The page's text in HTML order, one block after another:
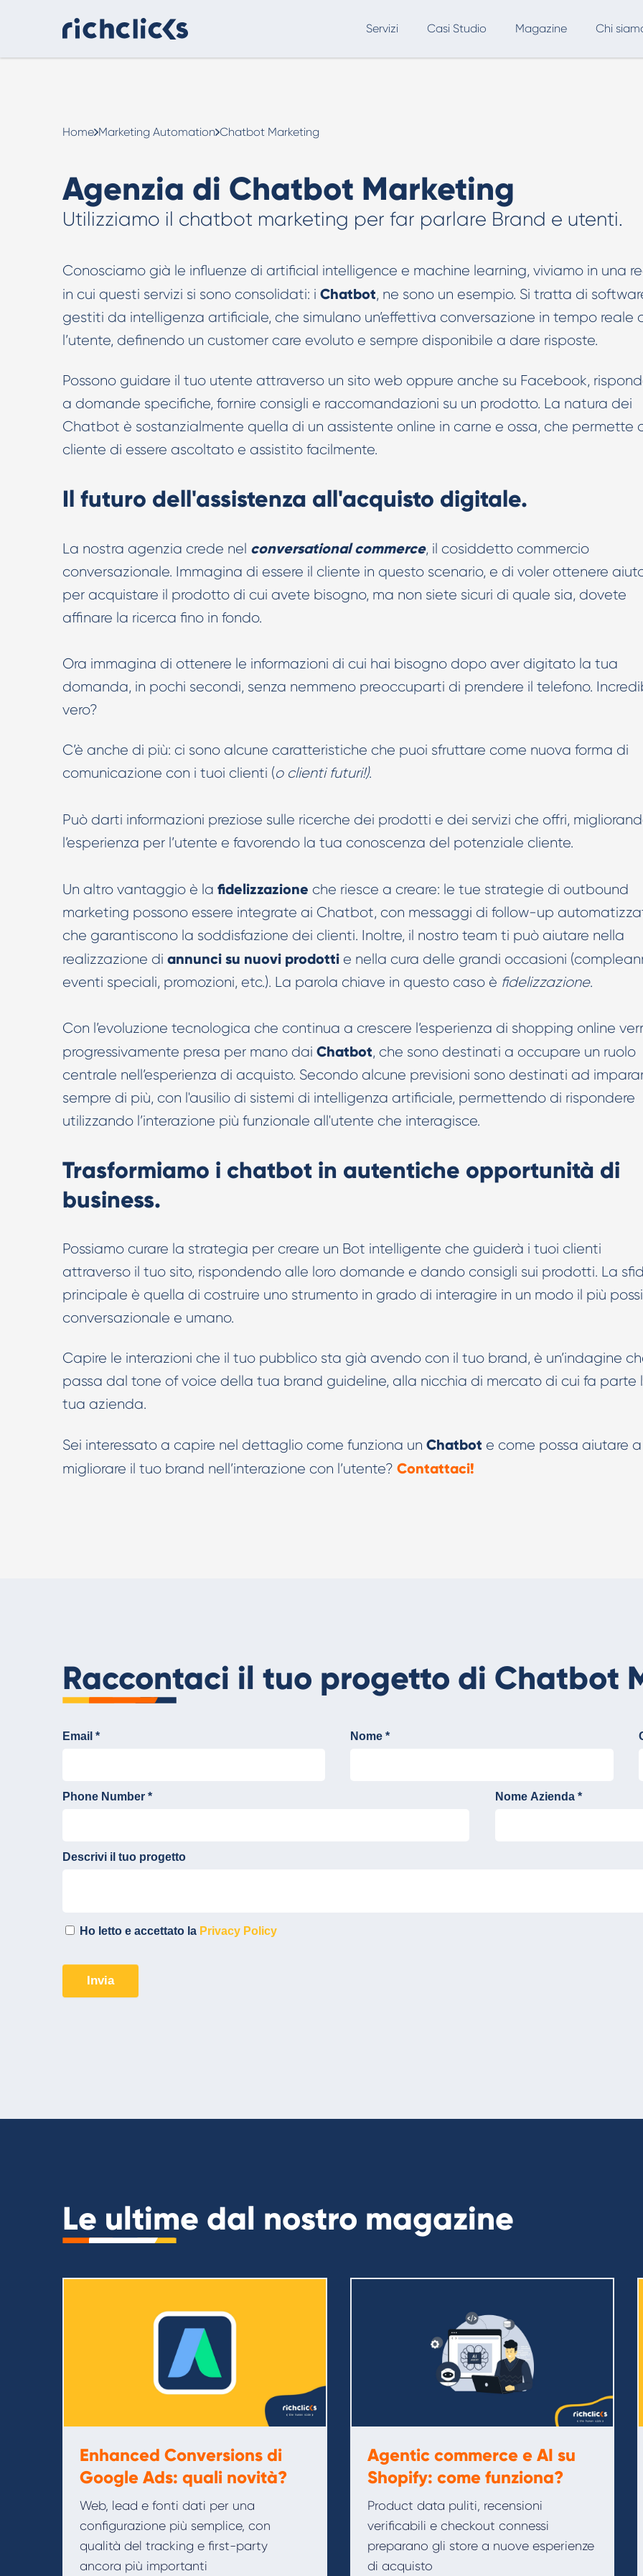
Servizi
Consulenza AI
Strumenti e strategie pratiche per usare
l’intelligenza artificiale in modo efficace.
AI per Ecommerce & Retail
Formazione AI
SEO, AEO & GEO
Creatività AI per Google Ads
Creatività AI per Meta Ads
Creatività AI per TikTok Ads
Casi Studio Magazine Chi
Home Marketing Automation Chatbot Marketing
Agenzia di Chatbot Marketing
Utilizziamo il chatbot marketing per far parlare Brand e utenti.
Conosciamo già le influenze di artificial intelligence e machine learning, viviamo in una
in cui questi servizi si sono consolidati: i Chatbot, ne sono un esempio. Si tratta di
gestiti da intelligenza artificiale, che simulano un’effettiva conversazione in tempo reale
l’utente, definendo un customer care evoluto e sempre disponibile a dare risposte.
Possono guidare il tuo utente attraverso un sito web oppure anche su Facebook,
a domande specifiche, fornire consigli e raccomandazioni su un prodotto. La natura dei
Chatbot è sostanzialmente quella di un assistente online in carne e ossa, che permette
cliente di essere ascoltato e assistito facilmente.
Il futuro dell'assistenza all'acquisto digitale.
La nostra agenzia crede nel conversational commerce, il cosiddetto commercio
conversazionale. Immagina di essere il cliente in questo scenario, e di voler ottenere
per acquistare il prodotto di cui avete bisogno, ma non siete sicuri di quale sia, dovete
affinare la ricerca fino in fondo.
Ora immagina di ottenere le informazioni di cui hai bisogno dopo aver digitato la tua
domanda, in pochi secondi, senza nemmeno preoccuparti di prendere il telefono.
vero?
C’è anche di più: ci sono alcune caratteristiche che puoi sfruttare come nuova forma di
comunicazione con i tuoi clienti (o clienti futuri!).
Può darti informazioni preziose sulle ricerche dei prodotti e dei servizi che offri,
l’esperienza per l’utente e favorendo la tua conoscenza del potenziale cliente.
Un altro vantaggio è la fidelizzazione che riesce a creare: le tue strategie di outbound
marketing possono essere integrate ai Chatbot, con messaggi di follow-up
che garantiscono la soddisfazione dei clienti. Inoltre, il nostro team ti può aiutare nella
realizzazione di annunci su nuovi prodotti e nella cura delle grandi occasioni
eventi speciali, promozioni, etc.). La parola chiave in questo caso è fidelizzazione.
Con l’evoluzione tecnologica che continua a crescere l’esperienza di shopping online
progressivamente presa per mano dai Chatbot, che sono destinati a occupare un ruolo
centrale nell’esperienza di acquisto. Secondo alcune previsioni sono destinati ad
sempre di più, con l'ausilio di sistemi di intelligenza artificiale, permettendo di rispondere
utilizzando l’interazione più funzionale all'utente che interagisce.
Trasformiamo i chatbot in autentiche opportunità di
business.
Possiamo curare la strategia per creare un Bot intelligente che guiderà i tuoi clienti
attraverso il tuo sito, rispondendo alle loro domande e dando consigli sui prodotti. La
principale è quella di costruire uno strumento in grado di interagire in un modo il più
conversazionale e umano.
Capire le interazioni che il tuo pubblico sta già avendo con il tuo brand, è un’indagine
passa dal tone of voice della tua brand guideline, alla nicchia di mercato di cui fa parte
tua azienda.
Sei interessato a capire nel dettaglio come funziona un Chatbot e come possa aiutare a
migliorare il tuo brand nell’interazione con l’utente? Contattaci!
Raccontaci il tuo progetto di Chatbot
Le ultime dal nostro magazine
Enhanced Conversions di
Google Ads: quali novità?
Web, lead e fonti dati per una
configurazione più semplice, con
qualità del tracking e first-party
ancora più importanti
Agentic commerce e AI su
Shopify: come funziona?
Product data puliti, recensioni
verificabili e checkout connessi
preparano gli store a nuove esperienze
di acquisto